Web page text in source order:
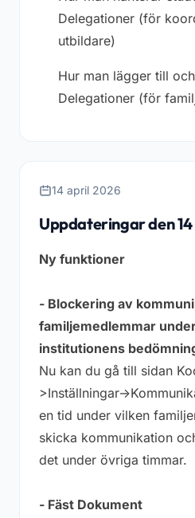
Delegationer (för
utbildare)
Hur man lägger till
Delegationer (för
14 april 2026
Uppdateringar den
Ny funktioner
- Blockering av
familjemedlemmar
institutionens
Nu kan du gå till sidan
>Inställningar-
en tid under vilken
skicka kommunikation
det under övriga timmar.
- Fäst Dokument